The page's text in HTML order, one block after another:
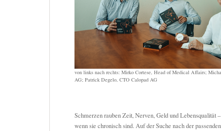
von links nach rechts: Mirko Cortese, Head of Medical Affairs;
AG; Patrick Degelo, CTO Calopad AG
Schmerzen rauben Zeit, Nerven, Geld und Lebensqualität
wenn sie chronisch sind. Auf der Suche nach der